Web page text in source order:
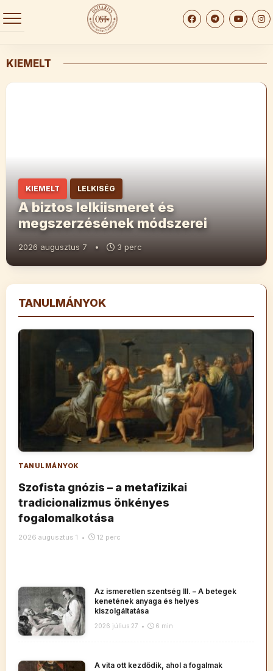
to
KIEMELT
KIEMELT LELKISÉG
A biztos lelkiismeret és
megszerzésének módszerei
2026 augusztus 7 • 3 perc
TANULMÁNYOK
TANULMÁNYOK
Szofista gnózis – a metafizikai
tradicionalizmus önkényes
fogalomalkotása
2026 augusztus 1 • 12 perc
Az ismeretlen szentség III. – A betegek
kenetének anyaga és helyes
kiszolgáltatása
2026 július 27 • 6 min
A vita ott kezdődik, ahol a fogalmak